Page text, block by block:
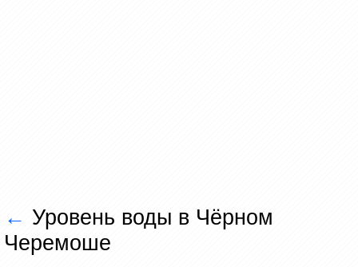
← Уровень воды в Чёрном
Черемоше